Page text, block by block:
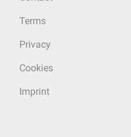
Terms
Privacy
Cookies
Imprint